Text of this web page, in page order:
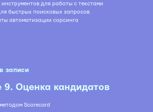
инструментов для работы с текстами
быстрых поисковых запросов
автоматизации сорсинга
записи
9. Оценка кандидатов
Scorecard